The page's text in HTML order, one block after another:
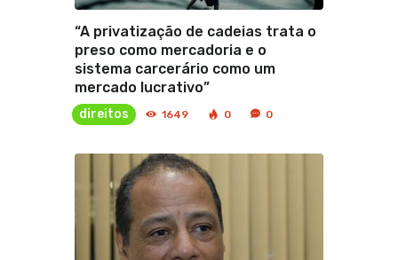
“A privatização de cadeias trata o
preso como mercadoria e o
sistema carcerário como um
mercado lucrativo”
direitos 1649 0 0